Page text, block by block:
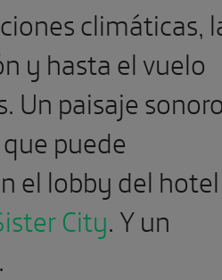
climáticas,
y hasta el vuelo
Un paisaje
puede
el lobby del hotel
City. Y un
.